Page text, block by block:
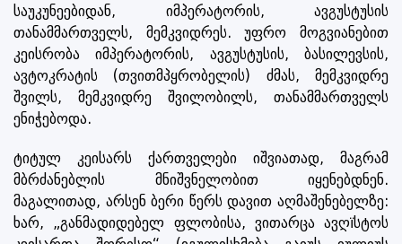
საუკუნეებიდან, იმპერატორის, ავგუსტუსის
თანამმართველს, მემკვიდრეს. უფრო მოგვიანებით
კეისრობა იმპერატორის, ავგუსტუსის, ბასილევსის,
ავტოკრატის (თვითმპყრობელის) ძმას, მემკვიდრე
შვილს, მემკვიდრე შვილობილს, თანამმართველს
ენიჭებოდა.
ტიტულ კეისარს ქართველები იშვიათად, მაგრამ
მბრძანებლის მნიშვნელობით იყენებდნენ.
მაგალითად, არსენ ბერი წერს დავით აღმაშენებელზე:
ხარ, „განმადიდებელ ფლობისა, ვითარცა ავღïსტოს